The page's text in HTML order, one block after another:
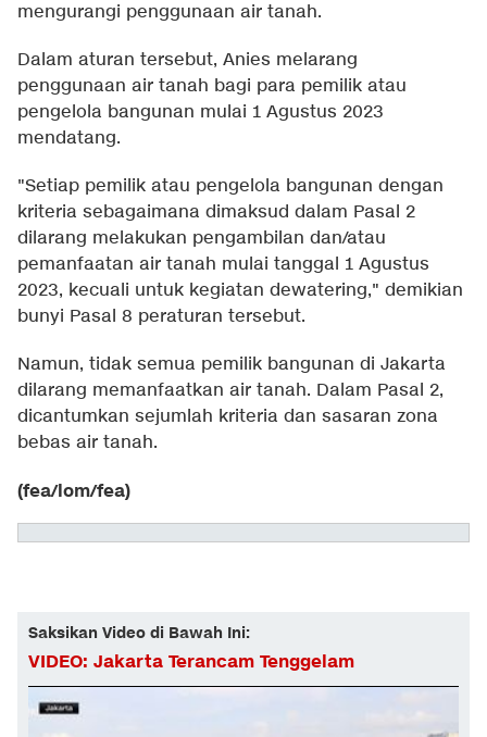
mengurangi penggunaan air tanah.
Dalam aturan tersebut, Anies melarang
penggunaan air tanah bagi para pemilik atau
pengelola bangunan mulai 1 Agustus 2023
mendatang.
"Setiap pemilik atau pengelola bangunan dengan
kriteria sebagaimana dimaksud dalam Pasal 2
dilarang melakukan pengambilan dan/atau
pemanfaatan air tanah mulai tanggal 1 Agustus
2023, kecuali untuk kegiatan dewatering," demikian
bunyi Pasal 8 peraturan tersebut.
Namun, tidak semua pemilik bangunan di Jakarta
dilarang memanfaatkan air tanah. Dalam Pasal 2,
dicantumkan sejumlah kriteria dan sasaran zona
bebas air tanah.
(fea/lom/fea)
Saksikan Video di Bawah Ini:
VIDEO: Jakarta Terancam Tenggelam